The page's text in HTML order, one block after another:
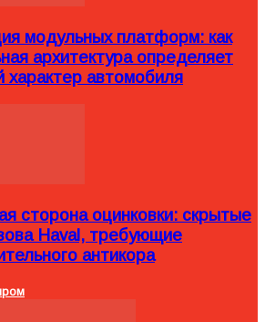
модульных платформ: как
архитектура определяет
характер автомобиля
сторона оцинковки: скрытые
Haval, требующие
антикора